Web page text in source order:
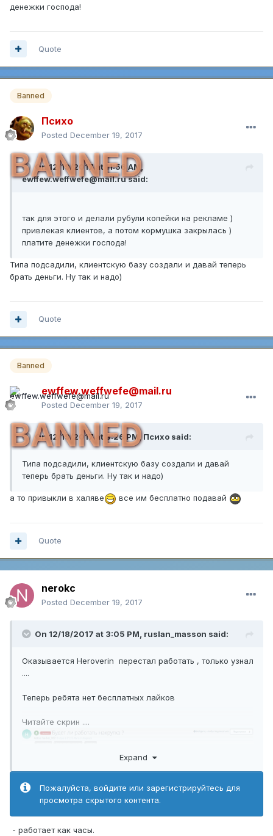
денежки господа!
Quote
Banned
Психо
Posted December 19, 2017
BANNED
On 12/19/2017 at 11:56 AM,
ewffew.weffwefe@mail.rusaid:
так для этого и делали рубули копейки на рекламе )
привлекая клиентов, а потом кормушка закрылась )
платите денежки господа!
Типа подсадили, клиентскую базу создали и давай теперь
брать деньги. Ну так и надо)
Quote
Banned
ewffew.weffwefe@mail.ru
Posted December 19, 2017
BANNED
On 12/19/2017 at 3:26 PM,Психо said:
Типа подсадили, клиентскую базу создали и давай
теперь брать деньги. Ну так и надо)
а то привыкли в халяве все им бесплатно подавай
Quote
nerokc
Posted December 19, 2017
On 12/18/2017 at 3:05 PM, ruslan_masson said:
Оказывается Heroverin перестал работать , только узнал
....
Теперь ребята нет бесплатных лайков
Читайте скрин ....
Expand
Пожалуйста, войдите или зарегистрируйтесь для
просмотра скрытого контента.
- работает как часы.